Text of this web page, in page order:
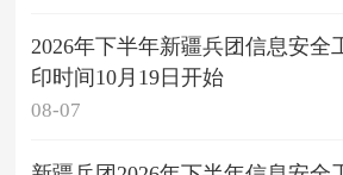
2026年下半年新疆兵团信息安全
印时间10月19日开始
08-07